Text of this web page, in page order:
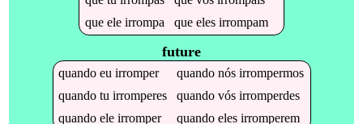
que ele irrompa que eles irrompam
future
quandoeuirromper quandonósirrompermos
quandotuirromperes quandovósirromperdes
quandoeleirromper quandoelesirromperem